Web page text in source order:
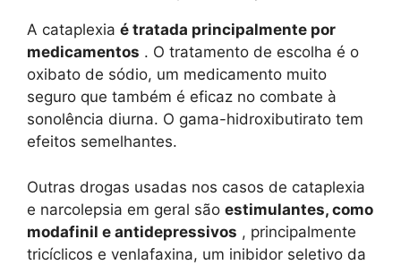
A cataplexia é tratada principalmente por
medicamentos . O tratamento de escolha é o
oxibato de sódio, um medicamento muito
seguro que também é eficaz no combate à
sonolência diurna. O gama-hidroxibutirato tem
efeitos semelhantes.
Outras drogas usadas nos casos de cataplexia
e narcolepsia em geral são estimulantes, como
modafinil e antidepressivos , principalmente
tricíclicos e venlafaxina, um inibidor seletivo da